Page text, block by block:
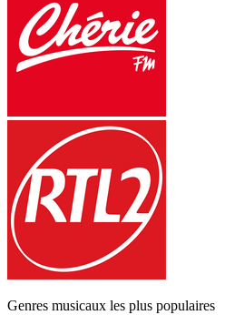
Genres musicaux les plus populaires